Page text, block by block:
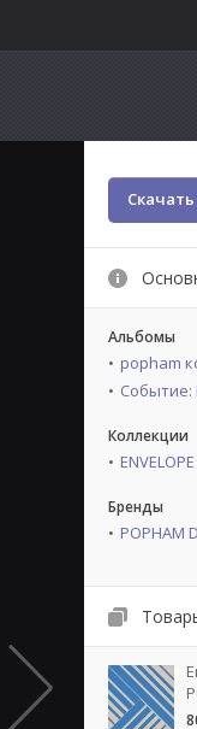
Скачать
Альбомы
popham
Событие:
Коллекции
ENVELOPE
Бренды
POPHAM